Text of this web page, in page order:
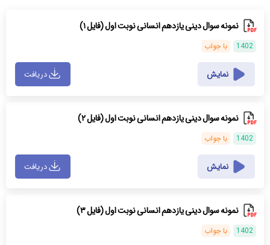
نمونه سوال دینی یازدهم انسانی نوبت اول (فایل ۱)
1402 با جواب
نمایش دریافت
نمونه سوال دینی یازدهم انسانی نوبت اول (فایل ۲)
1402 با جواب
نمایش دریافت
نمونه سوال دینی یازدهم انسانی نوبت اول (فایل ۳)
1402 با جواب